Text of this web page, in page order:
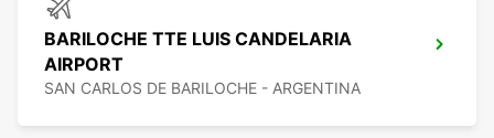
BARILOCHE TTE LUIS CANDELARIA
AIRPORT
SAN CARLOS DE BARILOCHE - ARGENTINA